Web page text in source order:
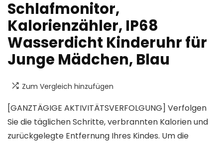
Schlafmonitor,
Kalorienzähler, IP68
Wasserdicht Kinderuhr für
Junge Mädchen, Blau
Zum Vergleich hinzufügen
[GANZTÄGIGE AKTIVITÄTSVERFOLGUNG] Verfolgen
Sie die täglichen Schritte, verbrannten Kalorien und
zurückgelegte Entfernung Ihres Kindes. Um die